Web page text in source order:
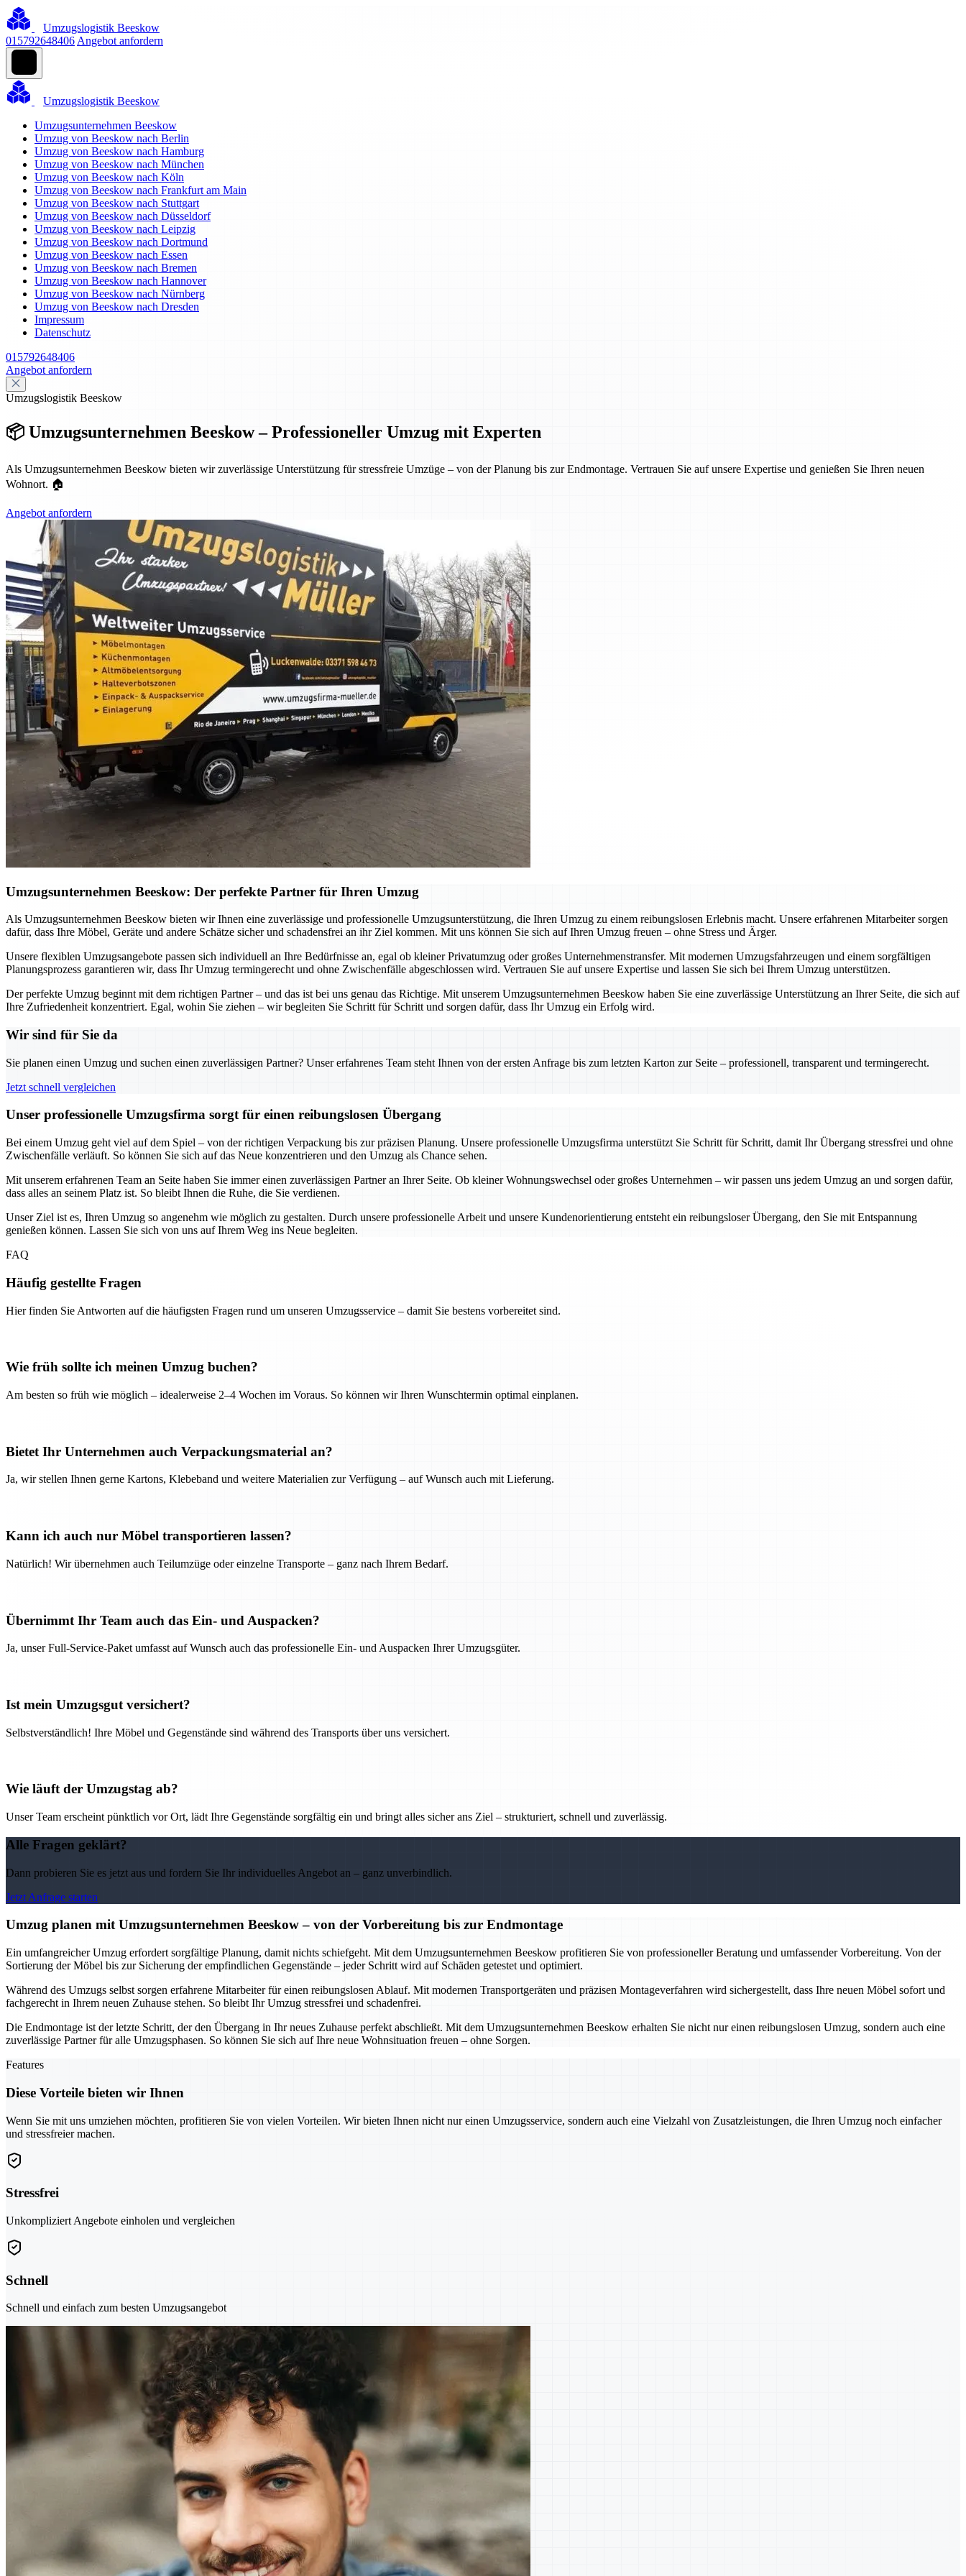
Umzugslogistik Beeskow
015792648406 Angebot anfordern
Umzugslogistik Beeskow
Umzugsunternehmen Beeskow
Umzug von Beeskow nach Berlin
Umzug von Beeskow nach Hamburg
Umzug von Beeskow nach München
Umzug von Beeskow nach Köln
Umzug von Beeskow nach Frankfurt am Main
Umzug von Beeskow nach Stuttgart
Umzug von Beeskow nach Düsseldorf
Umzug von Beeskow nach Leipzig
Umzug von Beeskow nach Dortmund
Umzug von Beeskow nach Essen
Umzug von Beeskow nach Bremen
Umzug von Beeskow nach Hannover
Umzug von Beeskow nach Nürnberg
Umzug von Beeskow nach Dresden
Impressum
Datenschutz
015792648406
Angebot anfordern
Umzugslogistik Beeskow
📦 Umzugsunternehmen Beeskow – Professioneller Umzug mit Experten
Als Umzugsunternehmen Beeskow bieten wir zuverlässige Unterstützung für stressfreie Umzüge – von der Planung bis zur Endmontage. Vertrauen Sie auf unsere Expertise und genießen Sie Ihren neuen
Wohnort. 🏠
Angebot anfordern
Umzugsunternehmen Beeskow: Der perfekte Partner für Ihren Umzug
Als Umzugsunternehmen Beeskow bieten wir Ihnen eine zuverlässige und professionelle Umzugsunterstützung, die Ihren Umzug zu einem reibungslosen Erlebnis macht. Unsere erfahrenen Mitarbeiter sorgen
dafür, dass Ihre Möbel, Geräte und andere Schätze sicher und schadensfrei an ihr Ziel kommen. Mit uns können Sie sich auf Ihren Umzug freuen – ohne Stress und Ärger.
Unsere flexiblen Umzugsangebote passen sich individuell an Ihre Bedürfnisse an, egal ob kleiner Privatumzug oder großes Unternehmenstransfer. Mit modernen Umzugsfahrzeugen und einem sorgfältigen
Planungsprozess garantieren wir, dass Ihr Umzug termingerecht und ohne Zwischenfälle abgeschlossen wird. Vertrauen Sie auf unsere Expertise und lassen Sie sich bei Ihrem Umzug unterstützen.
Der perfekte Umzug beginnt mit dem richtigen Partner – und das ist bei uns genau das Richtige. Mit unserem Umzugsunternehmen Beeskow haben Sie eine zuverlässige Unterstützung an Ihrer Seite, die sich auf
Ihre Zufriedenheit konzentriert. Egal, wohin Sie ziehen – wir begleiten Sie Schritt für Schritt und sorgen dafür, dass Ihr Umzug ein Erfolg wird.
Wir sind für Sie da
Sie planen einen Umzug und suchen einen zuverlässigen Partner? Unser erfahrenes Team steht Ihnen von der ersten Anfrage bis zum letzten Karton zur Seite – professionell, transparent und termingerecht.
Jetzt schnell vergleichen
Unser professionelle Umzugsfirma sorgt für einen reibungslosen Übergang
Bei einem Umzug geht viel auf dem Spiel – von der richtigen Verpackung bis zur präzisen Planung. Unsere professionelle Umzugsfirma unterstützt Sie Schritt für Schritt, damit Ihr Übergang stressfrei und ohne
Zwischenfälle verläuft. So können Sie sich auf das Neue konzentrieren und den Umzug als Chance sehen.
Mit unserem erfahrenen Team an Seite haben Sie immer einen zuverlässigen Partner an Ihrer Seite. Ob kleiner Wohnungswechsel oder großes Unternehmen – wir passen uns jedem Umzug an und sorgen dafür,
dass alles an seinem Platz ist. So bleibt Ihnen die Ruhe, die Sie verdienen.
Unser Ziel ist es, Ihren Umzug so angenehm wie möglich zu gestalten. Durch unsere professionelle Arbeit und unsere Kundenorientierung entsteht ein reibungsloser Übergang, den Sie mit Entspannung
genießen können. Lassen Sie sich von uns auf Ihrem Weg ins Neue begleiten.
FAQ
Häufig gestellte Fragen
Hier finden Sie Antworten auf die häufigsten Fragen rund um unseren Umzugsservice – damit Sie bestens vorbereitet sind.
Wie früh sollte ich meinen Umzug buchen?
Am besten so früh wie möglich – idealerweise 2–4 Wochen im Voraus. So können wir Ihren Wunschtermin optimal einplanen.
Bietet Ihr Unternehmen auch Verpackungsmaterial an?
Ja, wir stellen Ihnen gerne Kartons, Klebeband und weitere Materialien zur Verfügung – auf Wunsch auch mit Lieferung.
Kann ich auch nur Möbel transportieren lassen?
Natürlich! Wir übernehmen auch Teilumzüge oder einzelne Transporte – ganz nach Ihrem Bedarf.
Übernimmt Ihr Team auch das Ein- und Auspacken?
Ja, unser Full-Service-Paket umfasst auf Wunsch auch das professionelle Ein- und Auspacken Ihrer Umzugsgüter.
Ist mein Umzugsgut versichert?
Selbstverständlich! Ihre Möbel und Gegenstände sind während des Transports über uns versichert.
Wie läuft der Umzugstag ab?
Unser Team erscheint pünktlich vor Ort, lädt Ihre Gegenstände sorgfältig ein und bringt alles sicher ans Ziel – strukturiert, schnell und zuverlässig.
Alle Fragen geklärt?
Dann probieren Sie es jetzt aus und fordern Sie Ihr individuelles Angebot an – ganz unverbindlich.
Jetzt Anfrage starten
Umzug planen mit Umzugsunternehmen Beeskow – von der Vorbereitung bis zur Endmontage
Ein umfangreicher Umzug erfordert sorgfältige Planung, damit nichts schiefgeht. Mit dem Umzugsunternehmen Beeskow profitieren Sie von professioneller Beratung und umfassender Vorbereitung. Von der
Sortierung der Möbel bis zur Sicherung der empfindlichen Gegenstände – jeder Schritt wird auf Schäden getestet und optimiert.
Während des Umzugs selbst sorgen erfahrene Mitarbeiter für einen reibungslosen Ablauf. Mit modernen Transportgeräten und präzisen Montageverfahren wird sichergestellt, dass Ihre neuen Möbel sofort und
fachgerecht in Ihrem neuen Zuhause stehen. So bleibt Ihr Umzug stressfrei und schadenfrei.
Die Endmontage ist der letzte Schritt, der den Übergang in Ihr neues Zuhause perfekt abschließt. Mit dem Umzugsunternehmen Beeskow erhalten Sie nicht nur einen reibungslosen Umzug, sondern auch eine
zuverlässige Partner für alle Umzugsphasen. So können Sie sich auf Ihre neue Wohnsituation freuen – ohne Sorgen.
Features
Diese Vorteile bieten wir Ihnen
Wenn Sie mit uns umziehen möchten, profitieren Sie von vielen Vorteilen. Wir bieten Ihnen nicht nur einen Umzugsservice, sondern auch eine Vielzahl von Zusatzleistungen, die Ihren Umzug noch einfacher
und stressfreier machen.
Stressfrei
Unkompliziert Angebote einholen und vergleichen
Schnell
Schnell und einfach zum besten Umzugsangebot